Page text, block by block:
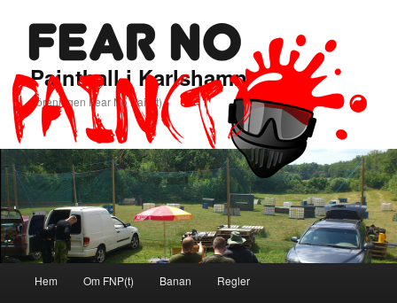
Paintball i Karlshamn
Föreningen Fear No Pain(t)
Hoppa
Hoppa
Hem Om FNP(t) Banan Regler